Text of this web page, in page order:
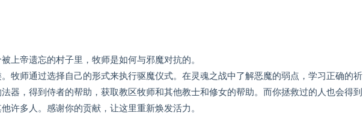
上帝遗忘的村子里，牧师是如何与邪魔对抗的。
牧师通过选择自己的形式来执行驱魔仪式。在灵魂之战中了解恶魔的弱点，学习正确的祈
器，得到侍者的帮助，获取教区牧师和其他教士和修女的帮助。而你拯救过的人也会得到
许多人。感谢你的贡献，让这里重新焕发活力。